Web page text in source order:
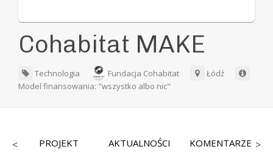
Cohabitat MAKE
Technologia Fundacja Cohabitat
Łódź
Model finansowania: "wszystko albo nic"
< PROJEKT AKTUALNOŚCI KOMENTARZE >